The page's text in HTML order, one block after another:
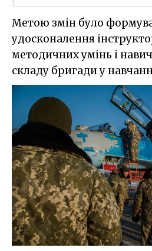
Метою змін було
удосконалення
методичних умінь і
складу бригади у